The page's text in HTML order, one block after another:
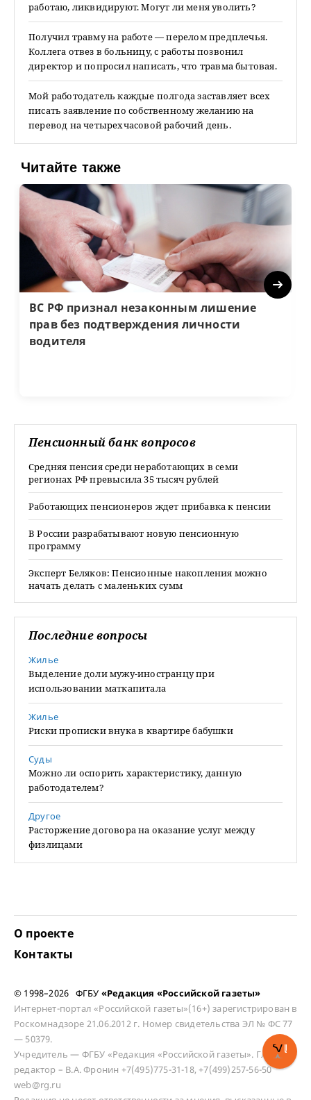
работаю, ликвидируют. Могут ли меня уволить?
Получил травму на работе — перелом предплечья.
Коллега отвез в больницу, с работы позвонил
директор и попросил написать, что травма бытовая.
Мой работодатель каждые полгода заставляет всех
писать заявление по собственному желанию на
перевод на четырехчасовой рабочий день.
Читайте также
ВС РФ признал незаконным лишение
прав без подтверждения личности
водителя
Next
Пенсионный банк вопросов
Средняя пенсия среди неработающих в семи
регионах РФ превысила 35 тысяч рублей
Работающих пенсионеров ждет прибавка к пенсии
В России разрабатывают новую пенсионную
программу
Эксперт Беляков: Пенсионные накопления можно
начать делать с маленьких сумм
Последние вопросы
Жилье
Выделение доли мужу-иностранцу при
использовании маткапитала
Жилье
Риски прописки внука в квартире бабушки
Суды
Можно ли оспорить характеристику, данную
работодателем?
Другое
Расторжение договора на оказание услуг между
физлицами
О проекте
Контакты
© 1998–2026 ФГБУ «Редакция «Российской газеты»
Интернет-портал «Российской газеты»(16+) зарегистрирован в
Роскомнадзоре 21.06.2012 г. Номер свидетельства ЭЛ № ФС 77
— 50379.
Учредитель — ФГБУ «Редакция «Российской газеты». Главный
редактор – В.А. Фронин +7(495)775-31-18, +7(499)257-56-50
web@rg.ru